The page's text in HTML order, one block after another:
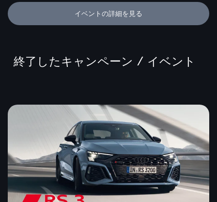
イベントの詳細を見る
終了したキャンペーン / イベント